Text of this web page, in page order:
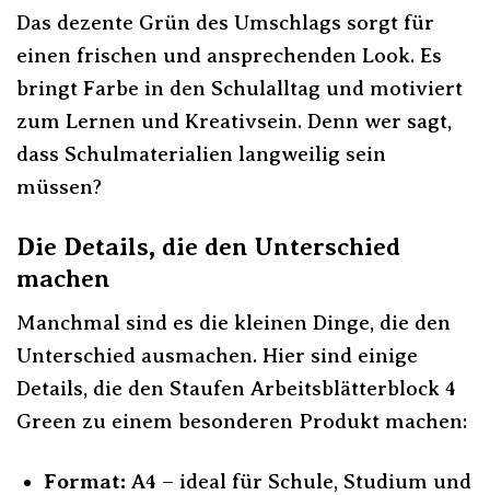
Das dezente Grün des Umschlags sorgt für
einen frischen und ansprechenden Look. Es
bringt Farbe in den Schulalltag und motiviert
zum Lernen und Kreativsein. Denn wer sagt,
dass Schulmaterialien langweilig sein
müssen?
Die Details, die den Unterschied
machen
Manchmal sind es die kleinen Dinge, die den
Unterschied ausmachen. Hier sind einige
Details, die den Staufen Arbeitsblätterblock 4
Green zu einem besonderen Produkt machen:
Format: A4 – ideal für Schule, Studium und